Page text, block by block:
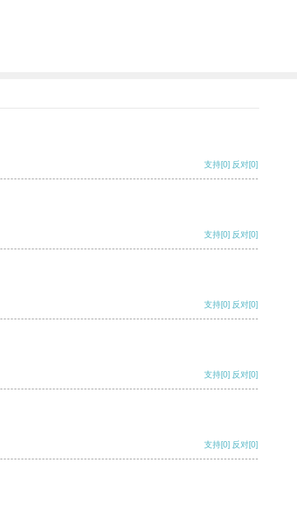
支持[0] 反对[0]
支持[0] 反对[0]
支持[0] 反对[0]
支持[0] 反对[0]
支持[0] 反对[0]